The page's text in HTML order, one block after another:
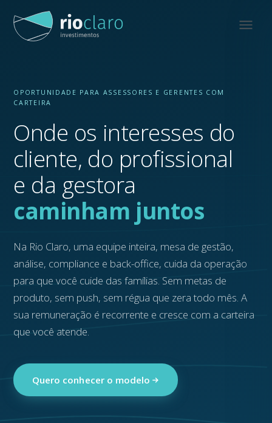
OPORTUNIDADE PARA ASSESSORES E GERENTES COM
CARTEIRA
Onde os interesses do
cliente, do profissional
e da gestora
caminham juntos
Na Rio Claro, uma equipe inteira, mesa de gestão,
análise, compliance e back-office, cuida da operação
para que você cuide das famílias. Sem metas de
produto, sem push, sem régua que zera todo mês. A
sua remuneração é recorrente e cresce com a carteira
que você atende.
Quero conhecer o modelo